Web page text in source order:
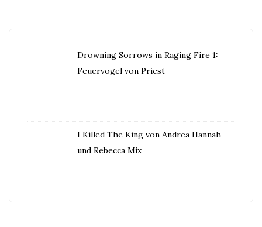
Drowning Sorrows in Raging Fire 1:
Feuervogel von Priest
I Killed The King von Andrea Hannah
und Rebecca Mix